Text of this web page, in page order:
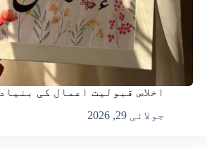
اخلاص قبولیت اعمال کی بنیاد
جولائی 29, 2026